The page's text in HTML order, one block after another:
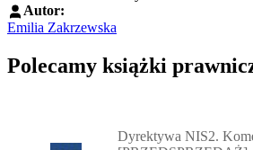
Autor:
Emilia Zakrzewska
Polecamy książki
Dyrektywa NIS2.